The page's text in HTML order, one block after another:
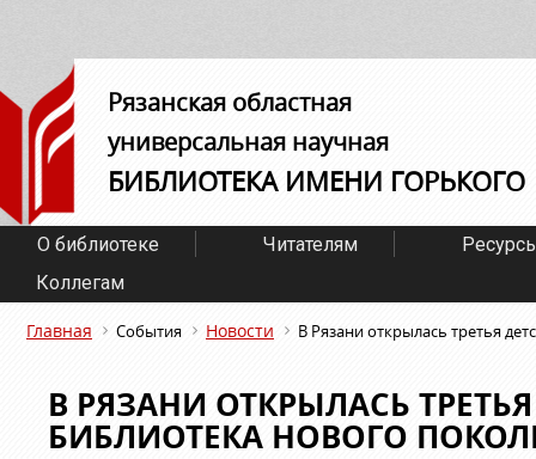
Рязанская областная
универсальная научная
БИБЛИОТЕКА ИМЕНИ ГОРЬКОГО
О библиотеке Читателям
Коллегам
Главная События Новости В Рязани открылась третья
В РЯЗАНИ ОТКРЫЛАСЬ
БИБЛИОТЕКА НОВОГО